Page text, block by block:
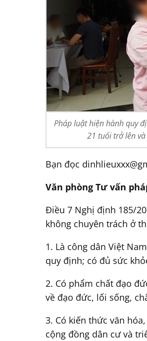
Pháp luật hiện hành quy
21 tuổi trở lên
Bạn đọc
Văn phòng Tư vấn
Điều 7 Nghị định 185/
không chuyên trách ở
1. Là công dân Việt
quy định; có đủ sức
2. Có phẩm chất đạo
về đạo đức, lối sống,
3. Có kiến thức văn
cộng đồng dân cư và